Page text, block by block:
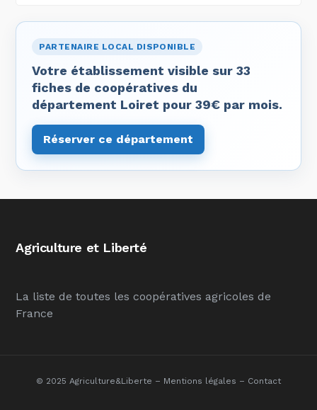
PARTENAIRE LOCAL DISPONIBLE
Votre établissement visible sur 33
fiches de coopératives du
département Loiret pour 39€ par mois.
Réserver ce département
Agriculture et Liberté
La liste de toutes les coopératives agricoles de
France
© 2025 Agriculture&Liberte – Mentions légales – Contact